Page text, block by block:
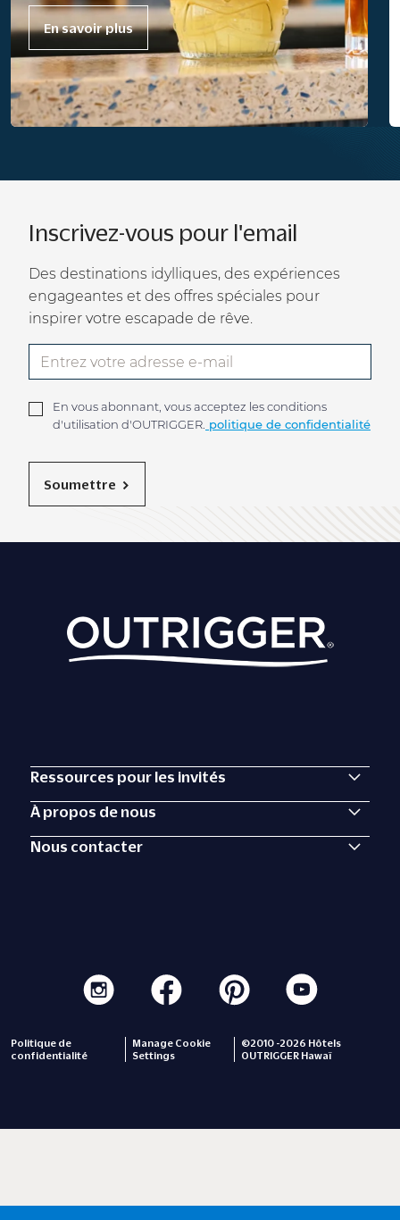
En savoir plus
Inscrivez-vous pour l'email
Des destinations idylliques, des expériences
engageantes et des offres spéciales pour
inspirer votre escapade de rêve.
En vous abonnant, vous acceptez les conditions
d'utilisation d'OUTRIGGER. politique de confidentialité
Soumettre
Ressources pour les invités
À propos de nous
Nous contacter
Politique de
confidentialité
Manage Cookie
Settings
©2010 -2026 Hôtels
OUTRIGGER Hawaï